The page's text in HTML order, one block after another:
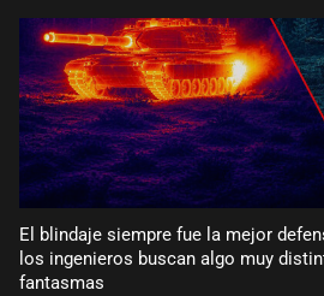
El blindaje siempre fue la mejor
los ingenieros buscan algo muy
fantasmas